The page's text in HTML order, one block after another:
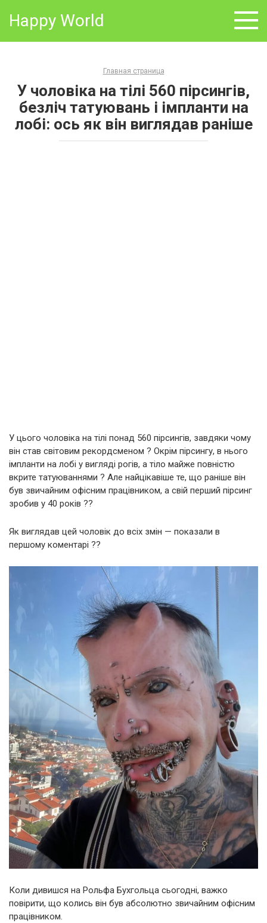
Happy World
Главная страница
У чоловіка на тілі 560 пірсингів,
безліч татуювань і імпланти на
лобі: ось як він виглядав раніше
У цього чоловіка на тілі понад 560 пірсингів, завдяки чому
він став світовим рекордсменом ? Окрім пірсингу, в нього
імпланти на лобі у вигляді рогів, а тіло майже повністю
вкрите татуюваннями ? Але найцікавіше те, що раніше він
був звичайним офісним працівником, а свій перший пірсинг
зробив у 40 років ??
Як виглядав цей чоловік до всіх змін — показали в
першому коментарі ??
Коли дивишся на Рольфа Бухгольца сьогодні, важко
повірити, що колись він був абсолютно звичайним офісним
працівником.